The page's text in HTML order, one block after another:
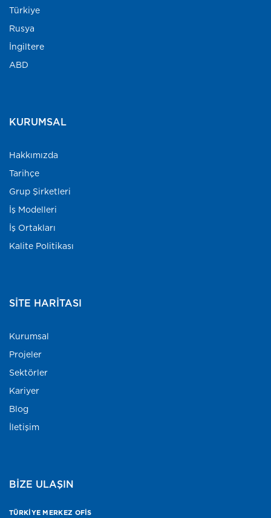
Türkiye
Rusya
İngiltere
ABD
KURUMSAL
Hakkımızda
Tarihçe
Grup Şirketleri
İş Modelleri
İş Ortakları
Kalite Politikası
SITE HARITASI
Kurumsal
Projeler
Sektörler
Kariyer
Blog
İletişim
BİZE ULAŞIN
TÜRKİYE MERKEZ OFİS